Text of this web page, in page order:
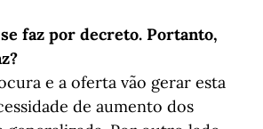
faz por decreto. Portanto,
e a oferta vão gerar esta
de aumento dos